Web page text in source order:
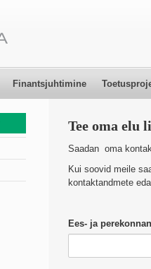
Finantsjuhtimine
Tee oma elu
Saadan oma
Kui soovid meile
kontaktandmete
Ees- ja